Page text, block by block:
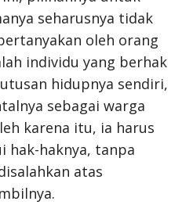
seharusnya tidak
oleh orang
individu yang berhak
hidupnya sendiri,
sebagai warga
karena itu, ia harus
hak-haknya, tanpa
atas